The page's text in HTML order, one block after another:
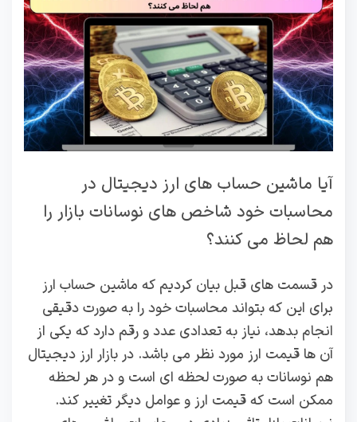
آیا ماشین‌ حساب‌ های ارز دیجیتال در
محاسبات خود شاخص‌ های نوسانات بازار را
هم لحاظ می‌ کنند؟
در قسمت های قبل بیان کردیم که ماشین حساب ارز
برای این که بتواند محاسبات خود را به صورت دقیقی
انجام بدهد، نیاز به تعدادی عدد و رقم دارد که یکی از
آن ها قیمت ارز مورد نظر می باشد. در بازار ارز دیجیتال
هم نوسانات به صورت لحظه ای است و در هر لحظه
ممکن است که قیمت ارز و عوامل دیگر تغییر کند.